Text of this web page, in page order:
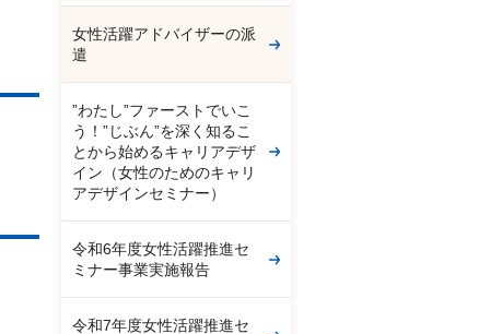
女性活躍アドバイザーの派
遣
”わたし”ファーストでいこ
う！”じぶん”を深く知るこ
とから始めるキャリアデザ
イン（女性のためのキャリ
アデザインセミナー）
令和6年度女性活躍推進セ
ミナー事業実施報告
令和7年度女性活躍推進セ